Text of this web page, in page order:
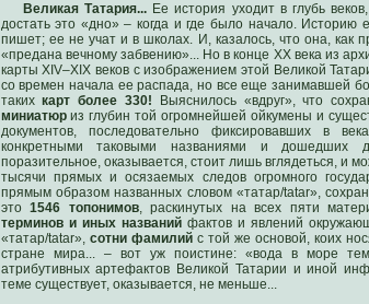
Великая Татария...Ее история уходит в глубь
достать это «дно» – когда и где было начало. Историю
пишет; ее не учат и в школах. И, казалось, что она, как
«предана вечному забвению»... Но в конце XX века из
карты XIV–XIX веков с изображением этой Великой
со времен начала ее распада, но все еще занимавшей
такихкарт более 330! Выяснилось «вдруг», что
миниатюриз глубин той огромнейшей ойкумены и
документов, последовательно фиксировавших в
конкретными таковыми названиями и
поразительное, оказывается, стоит лишь вглядеться, и
тысячи прямых и осязаемых следов огромного
прямым образом названных словом «татар/tatar»,
это 1546 топонимов, раскинутых на всех пяти
терминов и иных названийфактов и явлений
«татар/tatar», сотни фамилийс той же основой, коих
стране мира... – вот уж поистине: «вода в море
атрибутивных артефактов Великой Татарии и иной
теме существует, оказывается, не меньше...